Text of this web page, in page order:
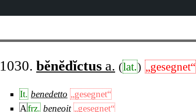
1030. bĕnĕdĭctus a. (lat.) „gesegnet“
It. benedetto „gesegnet“
Afrz. beneoit „gesegnet“